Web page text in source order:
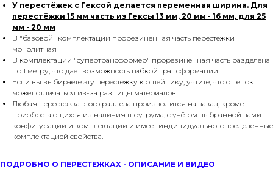
У перестёжек с Гексой делается переменная ширина. Для
перестёжки 15 мм часть из Гексы 13 мм, 20 мм - 16 мм, для 25
мм - 20 мм
В "базовой" комплектации прорезиненная часть перестежки
монолитная
В комплектации "супертрансформер" прорезиненная часть разделена
по 1 метру, что дает возможность гибкой трансформации
Если вы выбираете эту перестежку к ошейнику, учтите, что оттенок
может отличаться из-за разницы материалов
Любая перестежка этого раздела производится на заказ, кроме
приобретающихся из наличия шоу-рума, с учётом выбранной вами
конфигурации и комплектации и имеет индивидуально-определенные
комплектацией свойства.
ПОДРОБНО О ПЕРЕСТЕЖКАХ - ОПИСАНИЕ И ВИДЕО